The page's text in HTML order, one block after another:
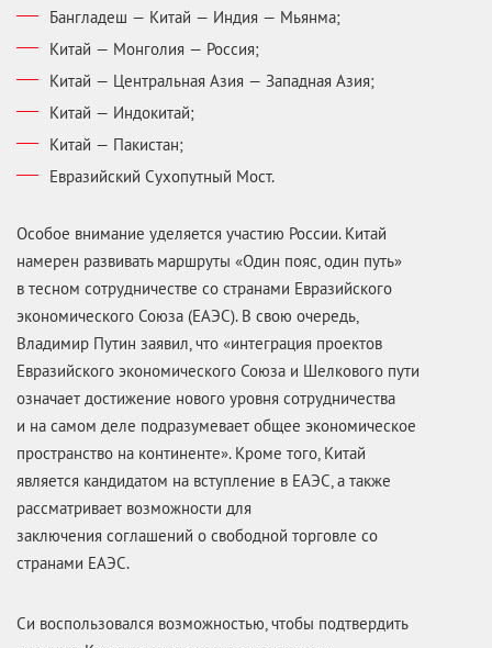
Бангладеш — Китай — Индия — Мьянма;
Китай — Монголия — Россия;
Китай — Центральная Азия — Западная Азия;
Китай — Индокитай;
Китай — Пакистан;
Евразийский Сухопутный Мост.
Особое внимание уделяется участию России. Китай
намерен развивать маршруты «Один пояс, один путь»
в тесном сотрудничестве со странами Евразийского
экономического Союза (ЕАЭС). В свою очередь,
Владимир Путин заявил, что «интеграция проектов
Евразийского экономического Союза и Шелкового пути
означает достижение нового уровня сотрудничества
и на самом деле подразумевает общее экономическое
пространство на континенте». Кроме того, Китай
является кандидатом на вступление в ЕАЭС, а также
рассматривает возможности для
заключения соглашений о свободной торговле со
странами ЕАЭС.
Си воспользовался возможностью, чтобы подтвердить